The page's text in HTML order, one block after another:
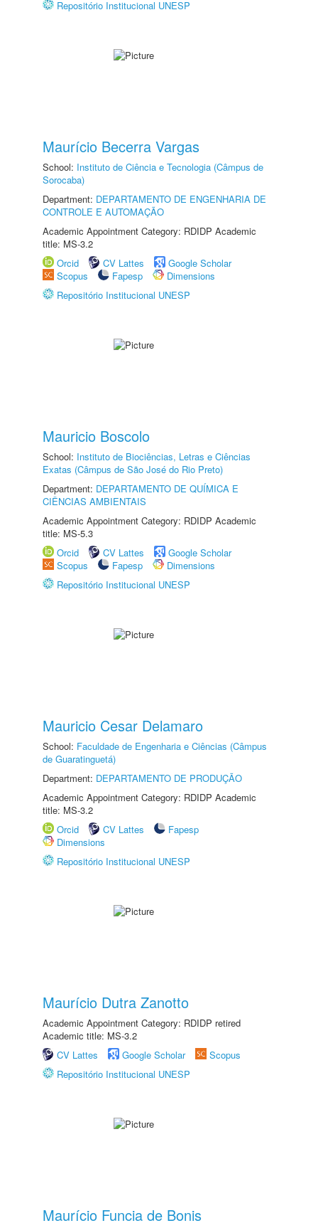
Repositório Institucional UNESP
Maurício Becerra Vargas
School: Instituto de Ciência e Tecnologia (Câmpus de
Sorocaba)
Department: DEPARTAMENTO DE ENGENHARIA DE
CONTROLE E AUTOMAÇÃO
Academic Appointment Category: RDIDP Academic
title: MS-3.2
Orcid
CV Lattes
Google Scholar
Scopus
Fapesp
Dimensions
Repositório Institucional UNESP
Mauricio Boscolo
School: Instituto de Biociências, Letras e Ciências
Exatas (Câmpus de São José do Rio Preto)
Department: DEPARTAMENTO DE QUÍMICA E
CIÊNCIAS AMBIENTAIS
Academic Appointment Category: RDIDP Academic
title: MS-5.3
Orcid
CV Lattes
Google Scholar
Scopus
Fapesp
Dimensions
Repositório Institucional UNESP
Mauricio Cesar Delamaro
School: Faculdade de Engenharia e Ciências (Câmpus
de Guaratinguetá)
Department: DEPARTAMENTO DE PRODUÇÃO
Academic Appointment Category: RDIDP Academic
title: MS-3.2
Orcid
CV Lattes
Fapesp
Dimensions
Repositório Institucional UNESP
Maurício Dutra Zanotto
Academic Appointment Category: RDIDP retired
Academic title: MS-3.2
CV Lattes
Google Scholar
Scopus
Repositório Institucional UNESP
Maurício Funcia de Bonis